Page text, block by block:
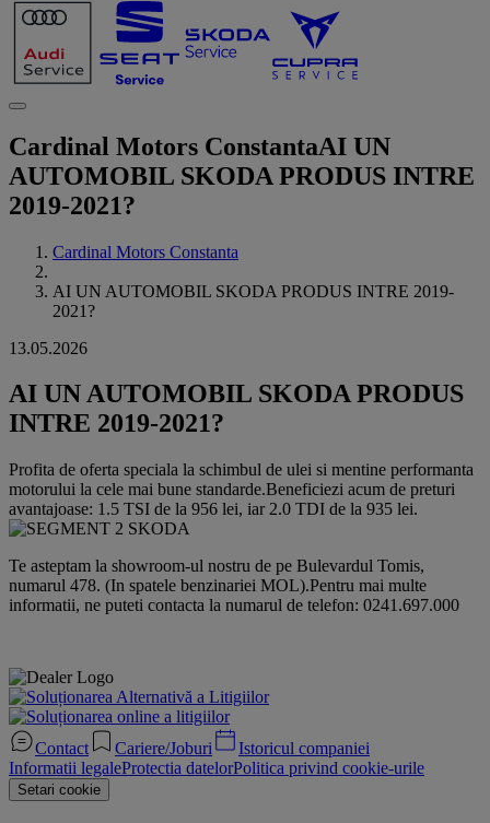
Cardinal Motors ConstantaAI UN
AUTOMOBIL SKODA PRODUS INTRE
2019-2021?
Cardinal Motors Constanta
AI UN AUTOMOBIL SKODA PRODUS INTRE 2019-
2021?
13.05.2026
AI UN AUTOMOBIL SKODA PRODUS
INTRE 2019-2021?
Profita de oferta speciala la schimbul de ulei si mentine performanta
motorului la cele mai bune standarde.Beneficiezi acum de preturi
avantajoase: 1.5 TSI de la 956 lei, iar 2.0 TDI de la 935 lei.
Te asteptam la showroom-ul nostru de pe Bulevardul Tomis,
numarul 478. (In spatele benzinariei MOL).Pentru mai multe
informatii, ne puteti contacta la numarul de telefon: 0241.697.000
Contact Cariere/Joburi
Istoricul companiei
Informatii legaleProtectia datelorPolitica privind cookie-urile
Setari cookie